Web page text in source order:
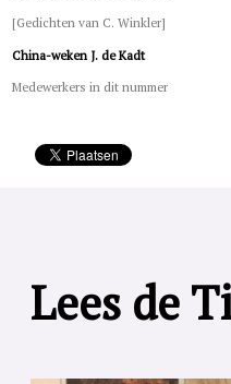
[Gedichten van C. Winkler]
China-weken J. de Kadt
Medewerkers in dit nummer
Lees de